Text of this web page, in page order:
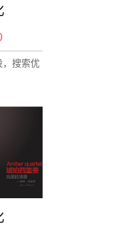
，搜索优